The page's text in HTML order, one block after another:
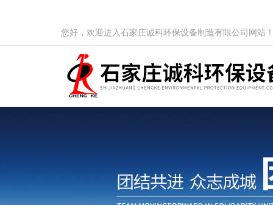
您好，欢迎进入石家庄诚科环保设备制造有限公司网站